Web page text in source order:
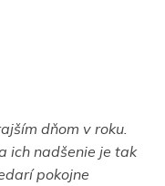
dňom v roku.
ich nadšenie je tak
pokojne